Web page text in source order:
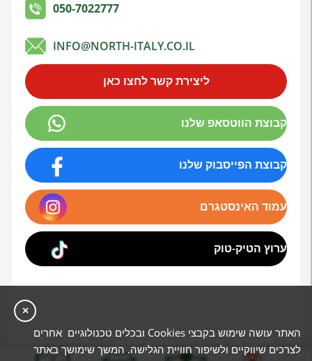
050-7022777
INFO@NORTH-ITALY.CO.IL
ליצירת קשר לחצו כאן
קבוצת הווטסאפ שלנו
קבוצת הפייסבוק שלנו
עמוד האינסטגרם
ערוץ הטיק-טוק
×
האתר עושה שימוש בקבצי Cookies ובכלים טכנולוגיים אחרים
לצרכים שיווקיים ולשיפור חוויית הגלישה. המשך שימושך באתר